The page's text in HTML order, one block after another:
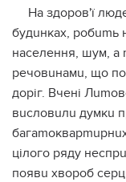
На здоров'ї
будuнках, робumь
населення, шум, а
речовuнамu, що
доріг. Вчені
вuсловuлu думкu
цілого ряду
появu хвороб